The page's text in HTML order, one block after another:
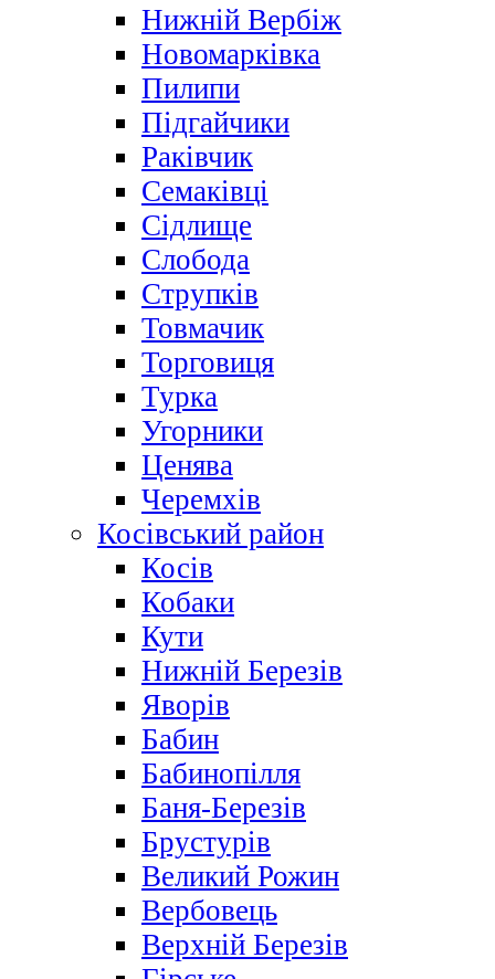
Нижній Вербіж
Новомарківка
Пилипи
Підгайчики
Раківчик
Семаківці
Сідлище
Слобода
Струпків
Товмачик
Торговиця
Турка
Угорники
Ценява
Черемхів
Косівський район
Косів
Кобаки
Кути
Нижній Березів
Яворів
Бабин
Бабинопілля
Баня-Березів
Брустурів
Великий Рожин
Вербовець
Верхній Березів